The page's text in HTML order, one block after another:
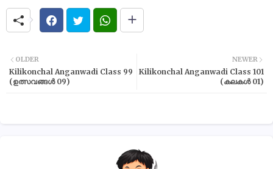
NEWER
Kilikonchal Anganwadi Class 101
(കലകൾ 01)
OLDER
Kilikonchal Anganwadi Class 99
(ഉത്സവങ്ങൾ 09)